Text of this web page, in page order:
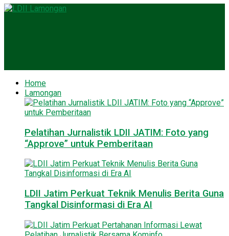
Home
Lamongan
Pelatihan Jurnalistik LDII JATIM: Foto yang
“Approve” untuk Pemberitaan
LDII Jatim Perkuat Teknik Menulis Berita Guna
Tangkal Disinformasi di Era AI